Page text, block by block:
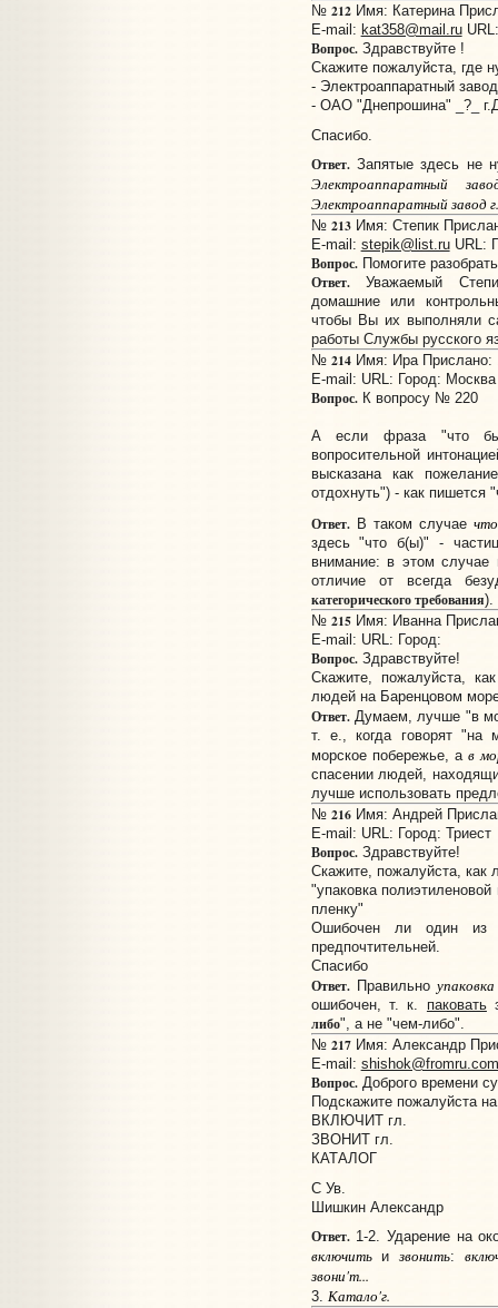
№ 212Имя: Катерина
E-mail: kat358@mail.ru
Вопрос.Здравствуйте !
Скажите пожалуйста, где
- Электроаппаратный
- ОАО "Днепрошина" _?_
Спасибо.
Ответ.Запятые здесь не
Электроаппаратный
Электроаппаратный завод
№ 213Имя: Степик
E-mail: stepik@list.ruURL:
Вопрос.Помогите
Ответ.Уважаемый
домашние или
чтобы Вы их выполняли
работы Службы русского
№ 214Имя: Ира Прислано:
E-mail: URL: Город: Москва
Вопрос.К вопросу № 220
А если фраза "что бы
вопросительной
высказана как
отдохнуть") - как пишется
Ответ.В таком случае
здесь "что б(ы)" -
внимание: в этом случае
отличие от всегда
категорического требования).
№ 215Имя: Иванна
E-mail: URL: Город:
Вопрос.Здравствуйте!
Скажите, пожалуйста,
людей на Баренцовом
Ответ.Думаем, лучше "в
т. е., когда говорят
морское побережье, ав
спасении людей,
лучше использовать
№ 216Имя: Андрей
E-mail: URL: Город: Триест
Вопрос.Здравствуйте!
Скажите, пожалуйста, как
"упаковка
пленку"
Ошибочен ли один из
предпочтительней.
Спасибо
Ответ.Правильно
ошибочен, т. к. паковать
либо", а не "чем-либо".
№ 217Имя: Александр
E-mail: shishok@fromru.com
Вопрос.Доброго времени
Подскажите пожалуйста
ВКЛЮЧИТ гл.
ЗВОНИТ гл.
КАТАЛОГ
С Ув.
Шишкин Александр
Ответ.1-2. Ударение на
включитьизвонить:
звони'т...
3. Катало'г.